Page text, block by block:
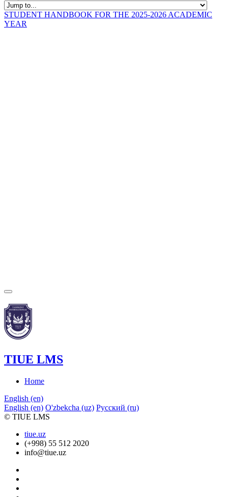
STUDENT HANDBOOK FOR THE 2025-2026 ACADEMIC
YEAR
TIUE LMS
Home
English ‎(en)‎
English ‎(en)‎ O'zbekcha ‎(uz)‎ Русский ‎(ru)‎
© TIUE LMS
tiue.uz
(+998) 55 512 2020
info@tiue.uz